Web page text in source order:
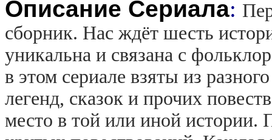
Описание Сериала:
сборник. Нас ждёт шесть
уникальна и связана с
в этом сериале взяты из
легенд, сказок и прочих
место в той или иной истории.